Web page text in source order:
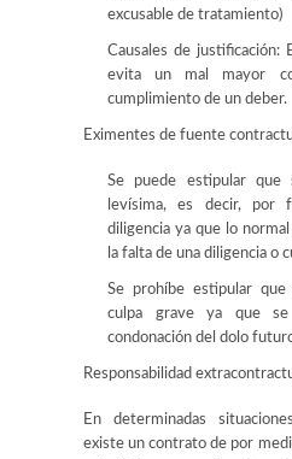
excusable de tratamiento)
Causales de justificación:
evita un mal mayor
cumplimiento de un deber.
Eximentes de fuente
Se puede estipular que
levísima, es decir, por
diligencia ya que lo
la falta de una diligencia o
Se prohíbe estipular
culpa grave ya que
condonación del dolo
Responsabilidad
En determinadas
existe un contrato de por